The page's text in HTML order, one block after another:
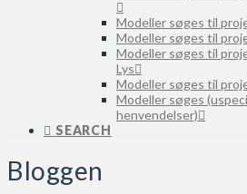
Modeller søges til
Modeller søges til
Modeller søges til
Lys
Modeller søges til
Modeller søges
henvendelser)
SEARCH
Bloggen